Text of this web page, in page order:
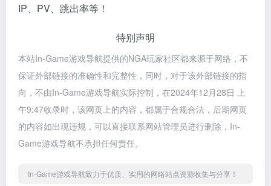
IP、PV、跳出率等！
特别声明
本站In-Game游戏导航提供的NGA玩家社区都来源于网络，不
保证外部链接的准确性和完整性，同时，对于该外部链接的指
向，不由In-Game游戏导航实际控制，在2024年12月28日 上
午9:47收录时，该网页上的内容，都属于合规合法，后期网页
的内容如出现违规，可以直接联系网站管理员进行删除，In-
Game游戏导航不承担任何责任。
In-Game游戏导航致力于优质、实用的网络站点资源收集与分享！